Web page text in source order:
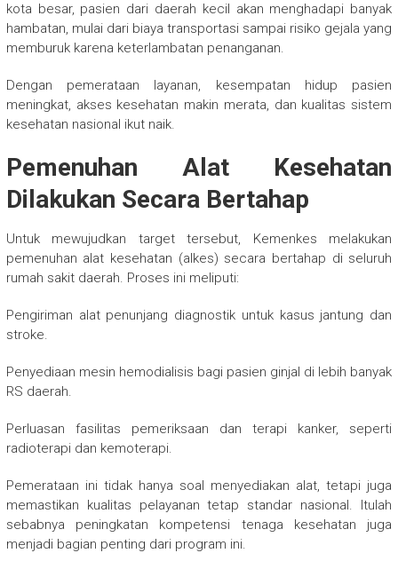
kota besar, pasien dari daerah kecil akan menghadapi banyak
hambatan, mulai dari biaya transportasi sampai risiko gejala yang
memburuk karena keterlambatan penanganan.
Dengan pemerataan layanan, kesempatan hidup pasien
meningkat, akses kesehatan makin merata, dan kualitas sistem
kesehatan nasional ikut naik.
Pemenuhan Alat Kesehatan
Dilakukan Secara Bertahap
Untuk mewujudkan target tersebut, Kemenkes melakukan
pemenuhan alat kesehatan (alkes) secara bertahap di seluruh
rumah sakit daerah. Proses ini meliputi:
Pengiriman alat penunjang diagnostik untuk kasus jantung dan
stroke.
Penyediaan mesin hemodialisis bagi pasien ginjal di lebih banyak
RS daerah.
Perluasan fasilitas pemeriksaan dan terapi kanker, seperti
radioterapi dan kemoterapi.
Pemerataan ini tidak hanya soal menyediakan alat, tetapi juga
memastikan kualitas pelayanan tetap standar nasional. Itulah
sebabnya peningkatan kompetensi tenaga kesehatan juga
menjadi bagian penting dari program ini.